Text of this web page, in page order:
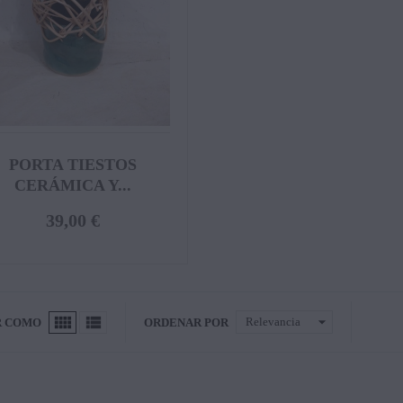
PORTA TIESTOS
CERÁMICA Y...
39,00 €
COMO   ORDENAR POR Relevancia arrow_drop_down